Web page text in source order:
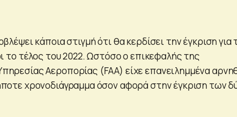
κάποια στιγμή ότι θα κερδίσει την έγκριση για
το τέλος του 2022. Ωστόσο ο επικεφαλής της
Αεροπορίας (FAA) είχε επανειλημμένα
χρονοδιάγραμμα όσον αφορά στην έγκριση των